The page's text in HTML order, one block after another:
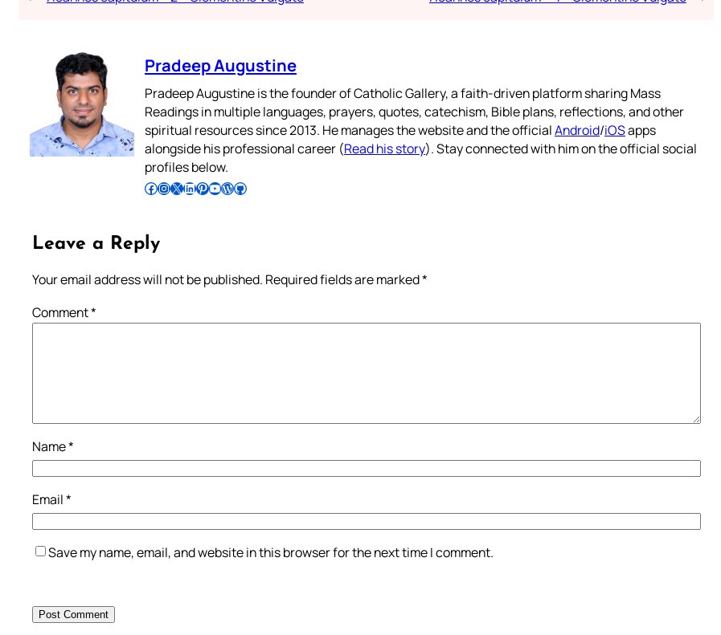
Pradeep Augustine
Pradeep Augustine is the founder of Catholic Gallery, a faith-driven platform sharing Mass
Readings in multiple languages, prayers, quotes, catechism, Bible plans, reflections, and other
spiritual resources since 2013. He manages the website and the officialAndroid/iOSapps
alongside his professional career (Read his story). Stay connected with him on the official social
profiles below.
Follow Pradeep on Facebook Follow Pradeep on InstagramFollow Pradeep on X Follow Pradeep on LinkedIn Follow Pradeep on Pinterest Subscribe to Pradeep’s Youtube Channel Follow Pradeep on WordPress Follow Pradeep on GitHub
Leave a Reply
Your email address will not be published. Required fields are marked*
Comment*
Name*
Email*
Save my name, email, and website in this browser for the next time I comment.